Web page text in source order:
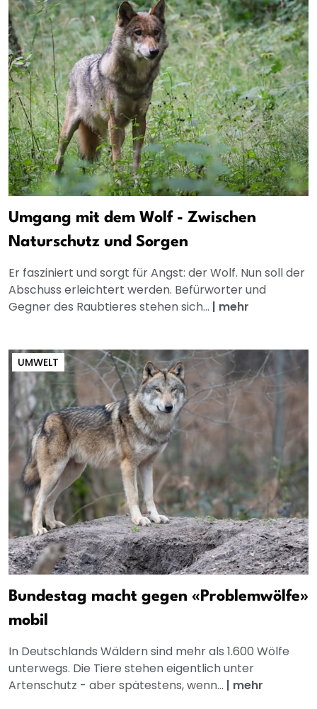
Umgang mit dem Wolf - Zwischen
Naturschutz und Sorgen
Er fasziniert und sorgt für Angst: der Wolf. Nun soll der
Abschuss erleichtert werden. Befürworter und
Gegner des Raubtieres stehen sich... | mehr
UMWELT
Bundestag macht gegen «Problemwölfe»
mobil
In Deutschlands Wäldern sind mehr als 1.600 Wölfe
unterwegs. Die Tiere stehen eigentlich unter
Artenschutz - aber spätestens, wenn... | mehr